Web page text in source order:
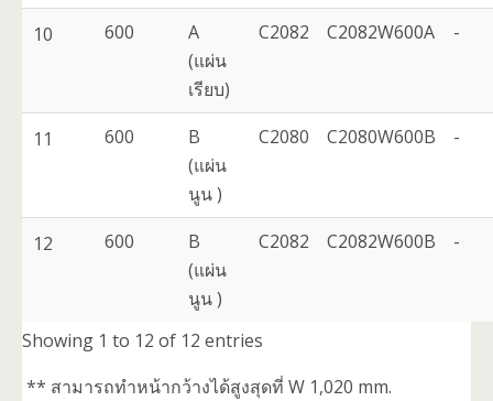
10 600
A
(แผ่น
เรียบ)
C2082 C2082W600A -
11 600
B
(แผ่น
นูน )
C2080 C2080W600B -
12 600
B
(แผ่น
นูน )
C2082 C2082W600B -
Showing 1 to 12 of 12 entries
** สามารถทำหน้ากว้างได้สูงสุดที่ W 1,020 mm.